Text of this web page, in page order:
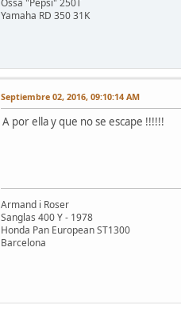
Yamaha RD 350 31K
Septiembre 02, 2016, 09:10:14 AM
A por ella y que no se escape !!!!!!
Armand i Roser
Sanglas 400 Y - 1978
Honda Pan European ST1300
Barcelona